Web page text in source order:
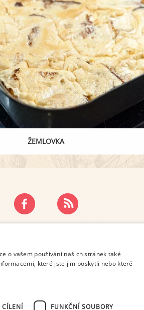
ŽEMLOVKA
OSOBNÍCH ÚDAJŮ
o vašem používání našich stránek také
které jste jim poskytli nebo které
CÍLENÍ FUNKČNÍ SOUBORY